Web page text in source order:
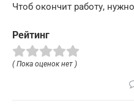
Чтоб окончит работу,
Рейтинг
( Пока оценок нет )